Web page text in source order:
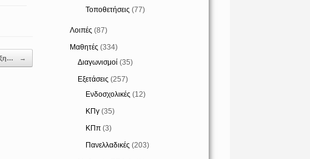
→
Τοποθετήσεις (77)
Λοιπές (87)
Μαθητές (334)
Διαγωνισμοί (35)
Εξετάσεις (257)
Ενδοσχολικές (12)
ΚΠγ (35)
ΚΠπ (3)
Πανελλαδικές (203)